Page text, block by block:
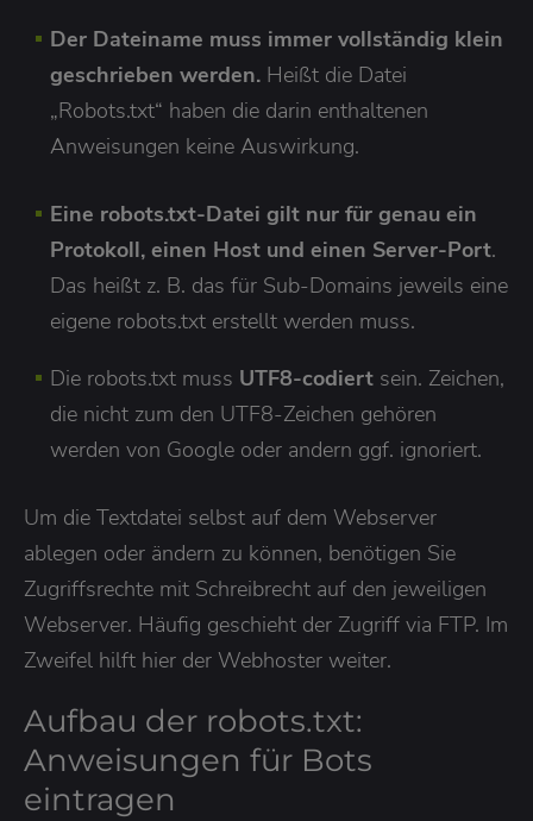
Der Dateiname muss immer vollständig klein
geschrieben werden. Heißt die Datei
„Robots.txt“ haben die darin enthaltenen
Anweisungen keine Auswirkung.
Eine robots.txt-Datei gilt nur für genau ein
Protokoll, einen Host und einen Server-Port.
Das heißt z. B. das für Sub-Domains jeweils eine
eigene robots.txt erstellt werden muss.
Die robots.txt muss UTF8-codiert sein. Zeichen,
die nicht zum den UTF8-Zeichen gehören
werden von Google oder andern ggf. ignoriert.
Um die Textdatei selbst auf dem Webserver
ablegen oder ändern zu können, benötigen Sie
Zugriffsrechte mit Schreibrecht auf den jeweiligen
Webserver. Häufig geschieht der Zugriff via FTP. Im
Zweifel hilft hier der Webhoster weiter.
Aufbau der robots.txt:
Anweisungen für Bots
eintragen